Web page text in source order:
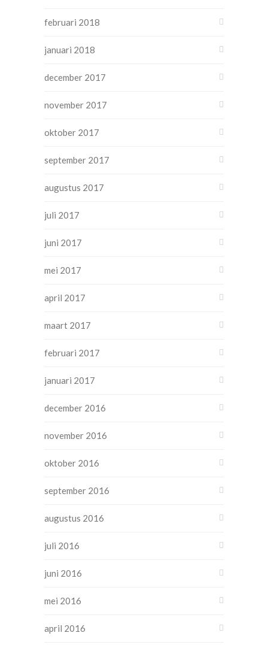
februari 2018
januari 2018
december 2017
november 2017
oktober 2017
september 2017
augustus 2017
juli 2017
juni 2017
mei 2017
april 2017
maart 2017
februari 2017
januari 2017
december 2016
november 2016
oktober 2016
september 2016
augustus 2016
juli 2016
juni 2016
mei 2016
april 2016